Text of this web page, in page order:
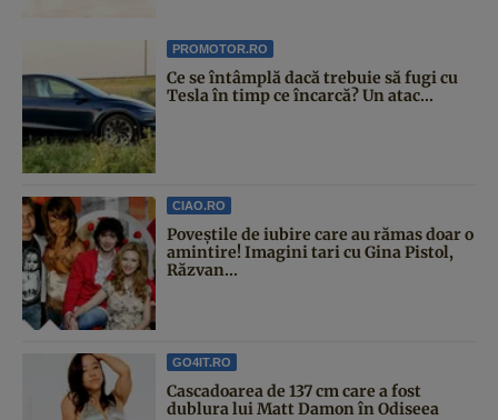
PROMOTOR.RO
Ce se întâmplă dacă trebuie să fugi cu
Tesla în timp ce încarcă? Un atac...
CIAO.RO
Poveştile de iubire care au rămas doar o
amintire! Imagini tari cu Gina Pistol,
Răzvan...
GO4IT.RO
Cascadoarea de 137 cm care a fost
dublura lui Matt Damon în Odiseea